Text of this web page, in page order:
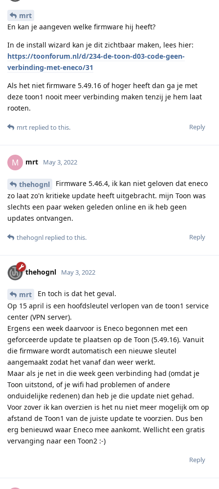
mrt
En kan je aangeven welke firmware hij heeft?
In de install wizard kan je dit zichtbaar maken, lees hier:
https://toonforum.nl/d/234-de-toon-d03-code-geen-
verbinding-met-eneco/31
Als het niet firmware 5.49.16 of hoger heeft dan ga je met
deze toon1 nooit meer verbinding maken tenzij je hem laat
rooten.
Reply
mrt replied to this.
M mrt May 3, 2022
thehognl
Firmware 5.46.4, ik kan niet geloven dat eneco
zo laat zo'n kritieke update heeft uitgebracht. mijn Toon was
slechts een paar weken geleden online en ik heb geen
updates ontvangen.
Reply
thehognl replied to this.
thehognl May 3, 2022
mrt
En toch is dat het geval.
Op 15 april is een hoofdsleutel verlopen van de toon1 service
center (VPN server).
Ergens een week daarvoor is Eneco begonnen met een
geforceerde update te plaatsen op de Toon (5.49.16). Vanuit
die firmware wordt automatisch een nieuwe sleutel
aangemaakt zodat het vanaf dan weer werkt.
Maar als je net in die week geen verbinding had (omdat je
Toon uitstond, of je wifi had problemen of andere
onduidelijke redenen) dan heb je die update niet gehad.
Voor zover ik kan overzien is het nu niet meer mogelijk om op
afstand de Toon1 van de juiste update te voorzien. Dus ben
erg benieuwd waar Eneco mee aankomt. Wellicht een gratis
vervanging naar een Toon2 :-)
Reply